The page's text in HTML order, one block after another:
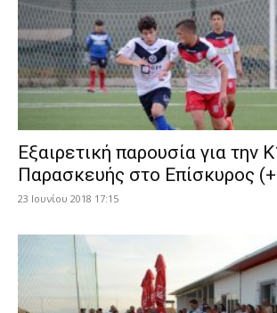
Εξαιρετική παρουσία για την
Παρασκευής στο Επίσκυρος
23 Ιουνίου 2018 17:15